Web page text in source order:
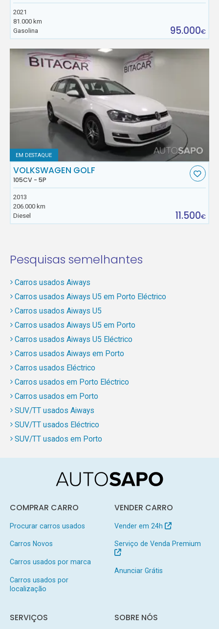
2021
81.000 km
Gasolina
95.000€
EM DESTAQUE
VOLKSWAGEN GOLF
105CV - 5P
2013
206.000 km
Diesel
11.500€
Pesquisas semelhantes
Carros usados Aiways
Carros usados Aiways U5 em Porto Eléctrico
Carros usados Aiways U5
Carros usados Aiways U5 em Porto
Carros usados Aiways U5 Eléctrico
Carros usados Aiways em Porto
Carros usados Eléctrico
Carros usados em Porto Eléctrico
Carros usados em Porto
SUV/TT usados Aiways
SUV/TT usados Eléctrico
SUV/TT usados em Porto
COMPRAR CARRO
Procurar carros usados
Carros Novos
Carros usados por marca
Carros usados por
localização
VENDER CARRO
Vender em 24h
Serviço de Venda Premium
Anunciar Grátis
SERVIÇOS SOBRE NÓS